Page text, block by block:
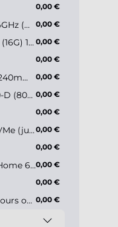
0,00 €
AMD Ryzen 7 5700X 8x3.4GHz (max 4.6GHz) 0,00 €
Geforce RTX 5060Ti (16G) 16Go 0,00 €
0,00 €
Watercooling 240mm - Deepcool LE240 V2 ARGB 0,00 €
650W DeepCool PL650-D (80+ Bronze) 0,00 €
0,00 €
1000Go SSD NVMe (jusqu’à 5000Mo/s)0,00 €
0,00 €
Windows 11 Home 64 bits FR0,00 €
0,00 €
Standard (expédié sous 2 à 3 jours ouvrés) 0,00 €